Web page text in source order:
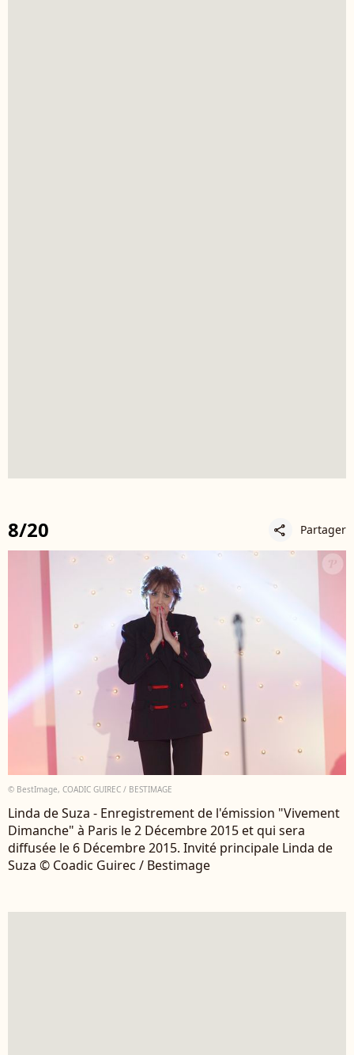
8/20 share Partager
© BestImage, COADIC GUIREC / BESTIMAGE
Linda de Suza - Enregistrement de l'émission "Vivement
Dimanche" à Paris le 2 Décembre 2015 et qui sera
diffusée le 6 Décembre 2015. Invité principale Linda de
Suza © Coadic Guirec / Bestimage